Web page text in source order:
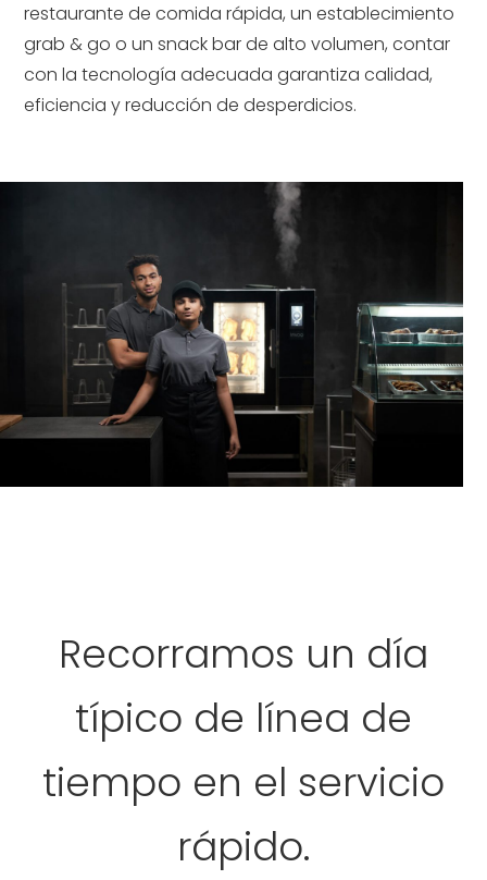
restaurante de comida rápida, un establecimiento
grab & go o un snack bar de alto volumen, contar
con la tecnología adecuada garantiza calidad,
eficiencia y reducción de desperdicios.
Recorramos un día
típico de línea de
tiempo en el servicio
rápido.